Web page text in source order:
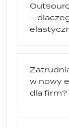
–
w nowy
dla firm?